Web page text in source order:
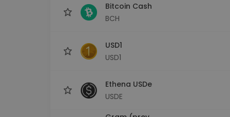
Bitcoin Cash
BCH
USD1
USD1
Ethena USDe
USDE